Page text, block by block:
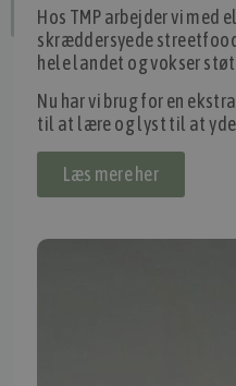
Fortryd dit køb
Alle mærker og modeller på
Thomas Møller Pedersen
Elmevej 18, Glyngøre
Hos TMP arbejder vi
skræddersyede
hele landet og vokser
Nu har vi brug for en
til at lære og lyst til at
Læs mere her